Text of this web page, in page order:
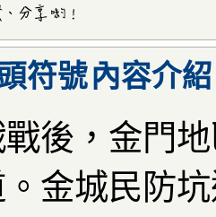
內容介紹
後，金門
金城民防